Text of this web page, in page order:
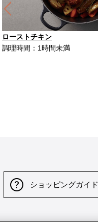
ローストチキン
調理時間：1時間未満
Previous
ショッピングガイド